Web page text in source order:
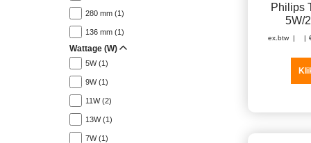
280 mm (1)
136 mm (1)
Wattage (W)
5W (1)
9W (1)
11W (2)
13W (1)
7W (1)
Philips
5W/
ex.btw